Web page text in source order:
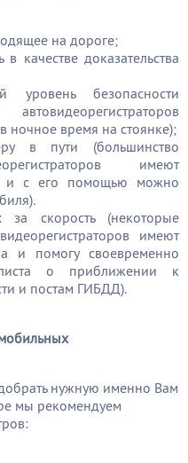
на дороге;
в качестве доказательства
уровень безопасности
ночное время на стоянке);
в пути (большинство
имеют
и с его помощью можно
скорость (некоторые
имеют
и помогу своевременно
о приближении к
и постам ГИБДД).
нужную именно Вам
мы рекомендуем